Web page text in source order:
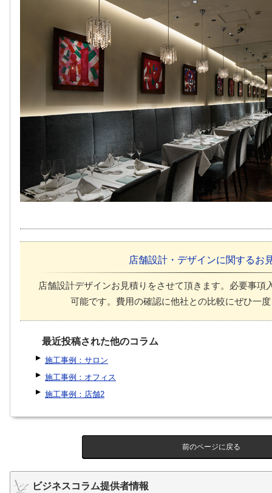
店舗設計・デザインに関するお
店舗設計デザインお見積りをさせて頂きます。必要事項
可能です。費用の確認に他社との比較にぜひ一
最近投稿された他のコラム
施工事例：サロン
施工事例：オフィス
施工事例：店舗2
前のページに戻る
ビジネスコラム提供者情報